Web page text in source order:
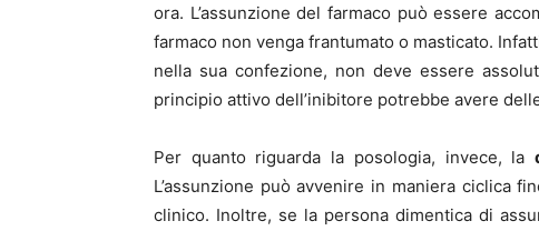
ora. L’assunzione del farmaco può essere
farmaco non venga frantumato o masticato.
nella sua confezione, non deve essere
principio attivo dell’inibitore potrebbe avere
Per quanto riguarda la posologia, invece, la
L’assunzione può avvenire in maniera ciclica
clinico. Inoltre, se la persona dimentica di